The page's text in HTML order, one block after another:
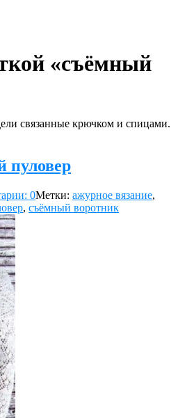
«съёмный
связанные крючком и спицами.
пуловер
0Метки: ажурное вязание,
, съёмный воротник